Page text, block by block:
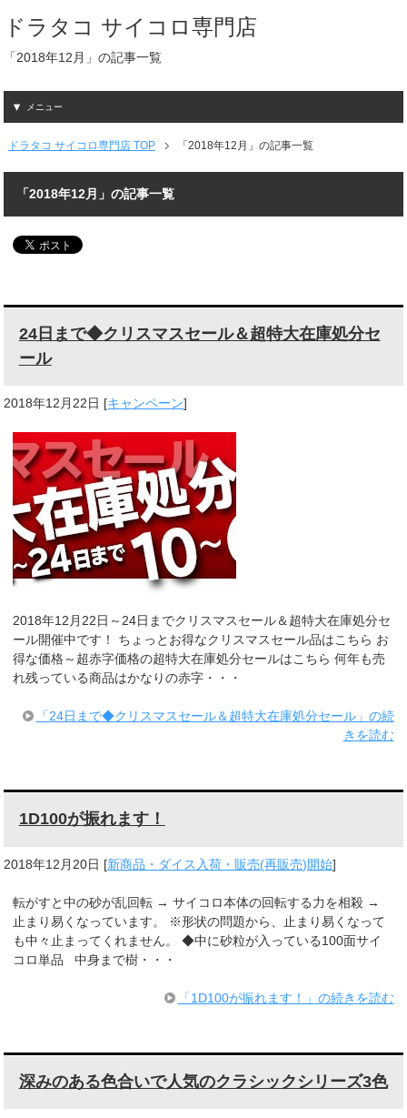
ドラタコ サイコロ専門店
「2018年12月」の記事一覧
メニュー
ドラタコ サイコロ専門店 TOP 「2018年12月」の記事一覧
「2018年12月」の記事一覧
24日まで◆クリスマスセール＆超特大在庫処分セ
ール
2018年12月22日 [キャンペーン]
2018年12月22日～24日までクリスマスセール＆超特大在庫処分セ
ール開催中です！ ちょっとお得なクリスマスセール品はこちら お
得な価格～超赤字価格の超特大在庫処分セールはこちら 何年も売
れ残っている商品はかなりの赤字・・・
「24日まで◆クリスマスセール＆超特大在庫処分セール」の続
きを読む
1D100が振れます！
2018年12月20日 [新商品・ダイス入荷・販売(再販売)開始]
転がすと中の砂が乱回転 → サイコロ本体の回転する力を相殺 →
止まり易くなっています。 ※形状の問題から、止まり易くなって
も中々止まってくれません。 ◆中に砂粒が入っている100面サイ
コロ単品 中身まで樹・・・
「1D100が振れます！」の続きを読む
深みのある色合いで人気のクラシックシリーズ3色